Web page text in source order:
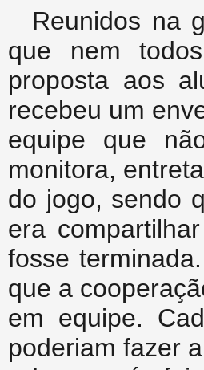
Reunidos na
que nem
proposta aos
recebeu um
equipe que
monitora,
do jogo, sendo
era
fosse
que a
em equipe.
poderiam fazer